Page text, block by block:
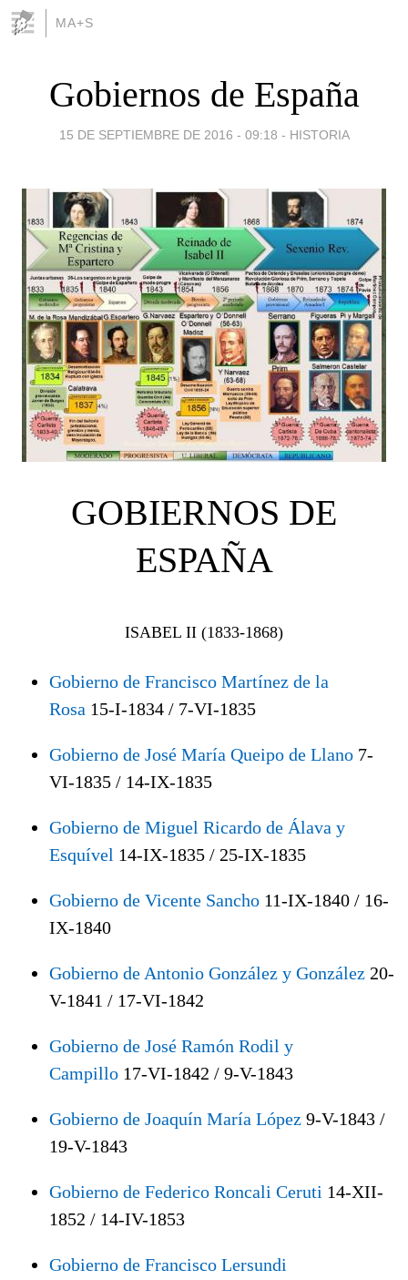
MA+S
Gobiernos de España
15 DE SEPTIEMBRE DE 2016 - 09:18 - HISTORIA
GOBIERNOS DE
ESPAÑA
ISABEL II (1833-1868)
Gobierno de Francisco Martínez de la
Rosa 15-I-1834 / 7-VI-1835
Gobierno de José María Queipo de Llano 7-
VI-1835 / 14-IX-1835
Gobierno de Miguel Ricardo de Álava y
Esquível 14-IX-1835 / 25-IX-1835
Gobierno de Vicente Sancho 11-IX-1840 / 16-
IX-1840
Gobierno de Antonio González y González 20-
V-1841 / 17-VI-1842
Gobierno de José Ramón Rodil y
Campillo 17-VI-1842 / 9-V-1843
Gobierno de Joaquín María López 9-V-1843 /
19-V-1843
Gobierno de Federico Roncali Ceruti 14-XII-
1852 / 14-IV-1853
Gobierno de Francisco Lersundi